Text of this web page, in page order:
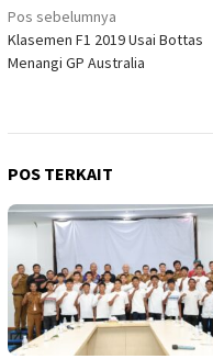
Navigasi
pos
Pos sebelumnya
Klasemen F1 2019 Usai Bottas
Menangi GP Australia
POS TERKAIT